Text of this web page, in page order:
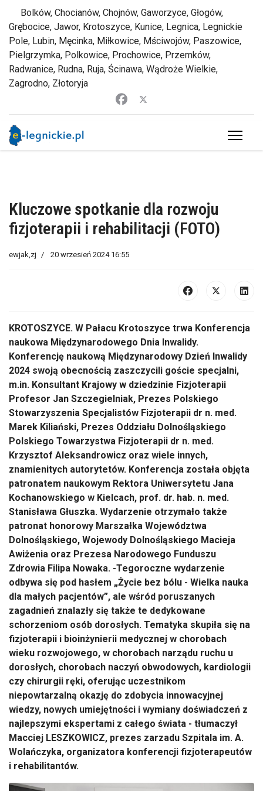
Bolków, Chocianów, Chojnów, Gaworzyce, Głogów,
Grębocice, Jawor, Krotoszyce, Kunice, Legnica, Legnickie
Pole, Lubin, Męcinka, Miłkowice, Mściwojów, Paszowice,
Pielgrzymka, Polkowice, Prochowice, Przemków,
Radwanice, Rudna, Ruja, Ścinawa, Wądroże Wielkie,
Zagrodno, Złotoryja
Kluczowe spotkanie dla rozwoju
fizjoterapii i rehabilitacji (FOTO)
ewjak,zj 20 wrzesień 2024 16:55
KROTOSZYCE. W Pałacu Krotoszyce trwa Konferencja
naukowa Międzynarodowego Dnia Inwalidy.
Konferencję naukową Międzynarodowy Dzień Inwalidy
2024 swoją obecnością zaszczycili goście specjalni,
m.in. Konsultant Krajowy w dziedzinie Fizjoterapii
Profesor Jan Szczegielniak, Prezes Polskiego
Stowarzyszenia Specjalistów Fizjoterapii dr n. med.
Marek Kiliański, Prezes Oddziału Dolnośląskiego
Polskiego Towarzystwa Fizjoterapii dr n. med.
Krzysztof Aleksandrowicz oraz wiele innych,
znamienitych autorytetów. Konferencja została objęta
patronatem naukowym Rektora Uniwersytetu Jana
Kochanowskiego w Kielcach, prof. dr. hab. n. med.
Stanisława Głuszka. Wydarzenie otrzymało także
patronat honorowy Marszałka Województwa
Dolnośląskiego, Wojewody Dolnośląskiego Macieja
Awiżenia oraz Prezesa Narodowego Funduszu
Zdrowia Filipa Nowaka. -Tegoroczne wydarzenie
odbywa się pod hasłem „Życie bez bólu - Wielka nauka
dla małych pacjentów”, ale wśród poruszanych
zagadnień znalazły się także te dedykowane
schorzeniom osób dorosłych. Tematyka skupiła się na
fizjoterapii i bioinżynierii medycznej w chorobach
wieku rozwojowego, w chorobach narządu ruchu u
dorosłych, chorobach naczyń obwodowych, kardiologii
czy chirurgii ręki, oferując uczestnikom
niepowtarzalną okazję do zdobycia innowacyjnej
wiedzy, nowych umiejętności i wymiany doświadczeń z
najlepszymi ekspertami z całego świata - tłumaczył
Macciej LESZKOWICZ, prezes zarzadu Szpitala im. A.
Wolańczyka, organizatora konferencji fizjoterapeutów
i rehabilitantów.